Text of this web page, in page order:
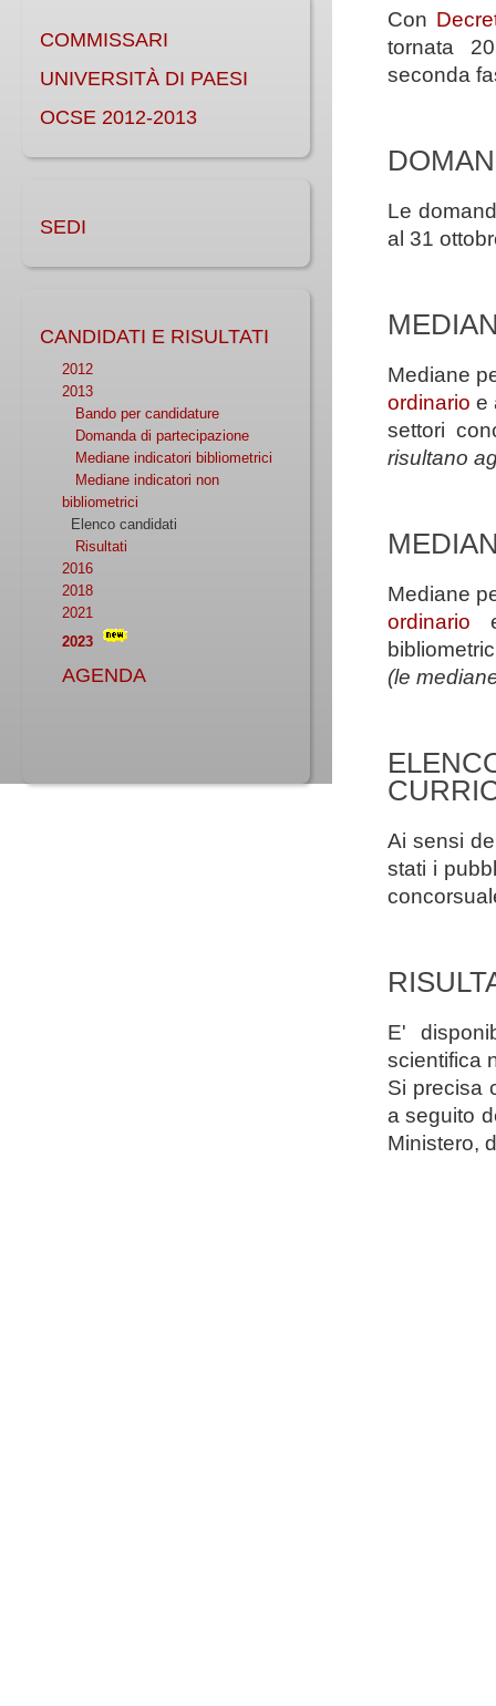
COMMISSARI
UNIVERSITÀ DI PAESI
OCSE 2012-2013
SEDI
CANDIDATI E RISULTATI
2012
2013
Bando per candidature
Domanda di partecipazione
Mediane indicatori bibliometrici
Mediane indicatori non
bibliometrici
Elenco candidati
Risultati
2016
2018
2021
2023
AGENDA
Con
tornata
seconda
Le
al 31
Mediane
ordinario e
settori
risultano
Mediane
ordinario
(le
Ai sensi
stati i
E'
scientifica
Si precisa
a seguito
Ministero,